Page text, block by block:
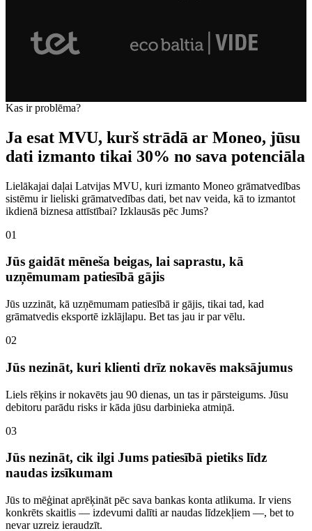
Kas ir problēma?
Ja esat MVU, kurš strādā ar Moneo, jūsu
dati izmanto tikai 30% no sava potenciāla
Lielākajai daļai Latvijas MVU, kuri izmanto Moneo grāmatvedības
sistēmu ir lieliski grāmatvedības dati, bet nav veida, kā to izmantot
ikdienā biznesa attīstībai? Izklausās pēc Jums?
01
Jūs gaidāt mēneša beigas, lai saprastu, kā
uzņēmumam patiesībā gājis
Jūs uzzināt, kā uzņēmumam patiesībā ir gājis, tikai tad, kad
grāmatvedis eksportē izklājlapu. Bet tas jau ir par vēlu.
02
Jūs nezināt, kuri klienti drīz nokavēs maksājumus
Liels rēķins ir nokavēts jau 90 dienas, un tas ir pārsteigums. Jūsu
debitoru parādu risks ir kāda jūsu darbinieka atmiņā.
03
Jūs nezināt, cik ilgi Jums patiesībā pietiks līdz
naudas izsīkumam
Jūs to mēģinat aprēķināt pēc sava bankas konta atlikuma. Ir viens
konkrēts skaitlis — izdevumi dalīti ar naudas līdzekļiem —, bet to
nevar uzreiz ieraudzīt.